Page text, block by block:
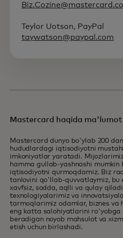
Teylor Uotson, PayPal
taywatson@paypal.com
Mastercard haqida ma'lumot
Mastercard dunyo bo'ylab 200
hududlardagi iqtisodiyotni
imkoniyatlar yaratadi.
hamma gullab-yashnashi
iqtisodiyotni qurmoqdamiz. Biz
tanlovini qo'llab-quvvatlaymiz, bu
xavfsiz, sodda, aqlli va qulay
texnologiyalarimiz va
tarmoqlarimiz odamlar, biznes va
eng katta salohiyatlarini ro'yobga
beradigan noyob mahsulot va
etish uchun birlashadi.